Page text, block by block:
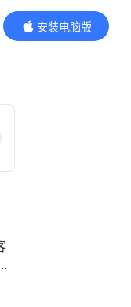
安装电脑版
内容更精彩